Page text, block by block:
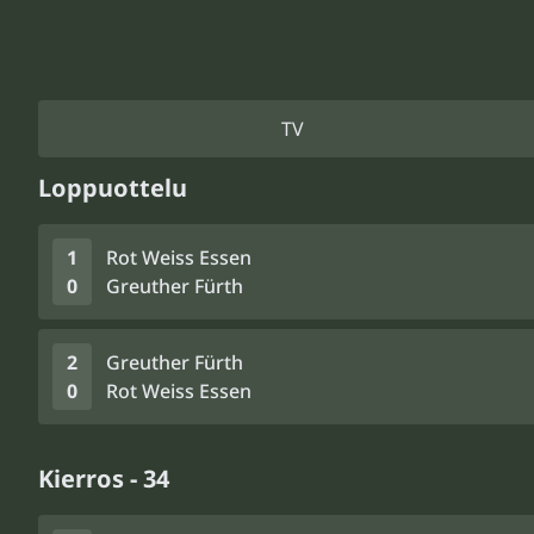
TV
Loppuottelu
1
0
Rot Weiss Essen
Greuther Fürth
2
0
Greuther Fürth
Rot Weiss Essen
Kierros - 34